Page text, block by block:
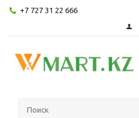
+7 727 31 22 666